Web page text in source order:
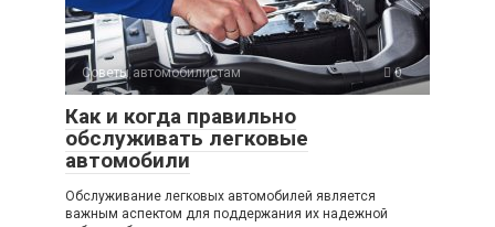
Советы автомобилистам 0
Как и когда правильно
обслуживать легковые
автомобили
Обслуживание легковых автомобилей является
важным аспектом для поддержания их надежной